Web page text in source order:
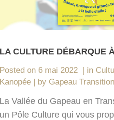
LA CULTURE DÉBARQUE
Posted on 6 mai 2022 in
Kanopée
by Gapeau Transition
La Vallée du Gapeau en
un Pôle Culture qui vous